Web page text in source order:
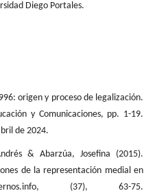
Diego Portales.
origen y proceso de legalización.
y Comunicaciones, pp. 1-19.
de 2024.
& Abarzúa, Josefina (2015).
de la representación medial en
(37), 63-75.